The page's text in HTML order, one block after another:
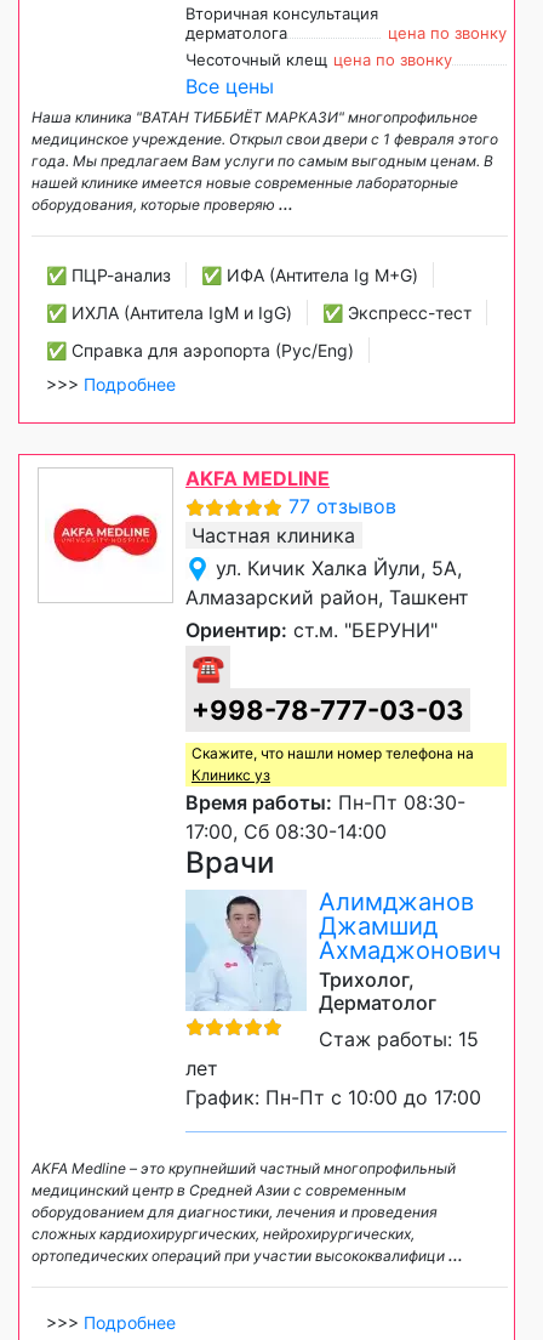
Вторичная консультация
дерматолога
цена по звонку
Чесоточный клещ цена по звонку
Все цены
Наша клиника "ВАТАН ТИББИЁТ МАРКАЗИ" многопрофильное
медицинское учреждение. Открыл свои двери с 1 февраля этого
года. Мы предлагаем Вам услуги по самым выгодным ценам. В
нашей клинике имеется новые современные лабораторные
оборудования, которые проверяю ...
✅ ПЦР-анализ
✅ ИФА (Антитела Ig М+G)
✅ ИХЛА (Антитела IgM и IgG)
✅ Экспресс-тест
✅ Справка для аэропорта (Рус/Eng)
>>> Подробнее
AKFA MEDLINE
77 отзывов
Частная клиника
ул. Кичик Халка Йули, 5А,
Алмазарский район, Ташкент
Ориентир: ст.м. "БЕРУНИ"
☎
+998-78-777-03-03
Скажите, что нашли номер телефона на
Клиникс уз
Время работы: Пн-Пт 08:30-
17:00, Сб 08:30-14:00
Врачи
Алимджанов
Джамшид
Ахмаджонович
Трихолог,
Дерматолог
Стаж работы: 15
лет
График: Пн-Пт с 10:00 до 17:00
AKFA Medline – это крупнейший частный многопрофильный
медицинский центр в Средней Азии с современным
оборудованием для диагностики, лечения и проведения
сложных кардиохирургических, нейрохирургических,
ортопедических операций при участии высококвалифици ...
>>> Подробнее